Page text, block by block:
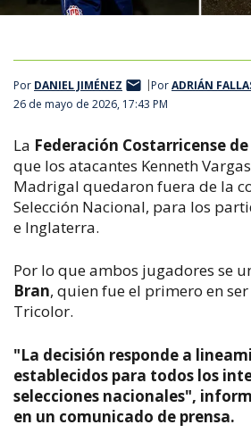
Por DANIEL JIMÉNEZ PorADRIÁN
26 de mayo de 2026, 17:43 PM
La Federación Costarricense
que los atacantes Kenneth
Madrigal quedaron fuera de la
Selección Nacional, para los
e Inglaterra.
Por lo que ambos jugadores se
Bran, quien fue el primero en
Tricolor.
"La decisión responde a
establecidos para todos los
selecciones nacionales",
en un comunicado de prensa.